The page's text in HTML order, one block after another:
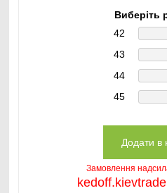
Виберіть
42
43
44
45
Замовлення